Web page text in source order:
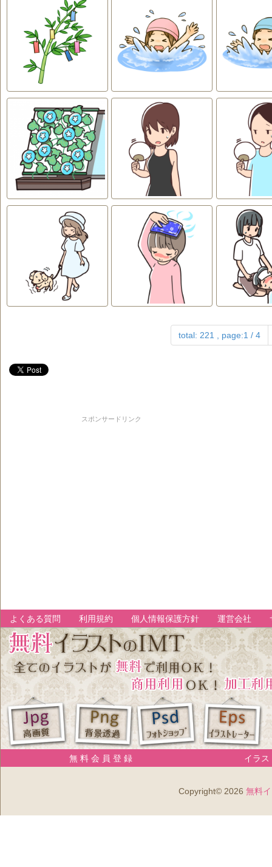
total: 221 , page:1 / 4
スポンサードリンク
よくある質問 利用規約 個人情報保護方針 運営会社
無 料 会 員 登 録 イラス
Copyright© 2026 無料